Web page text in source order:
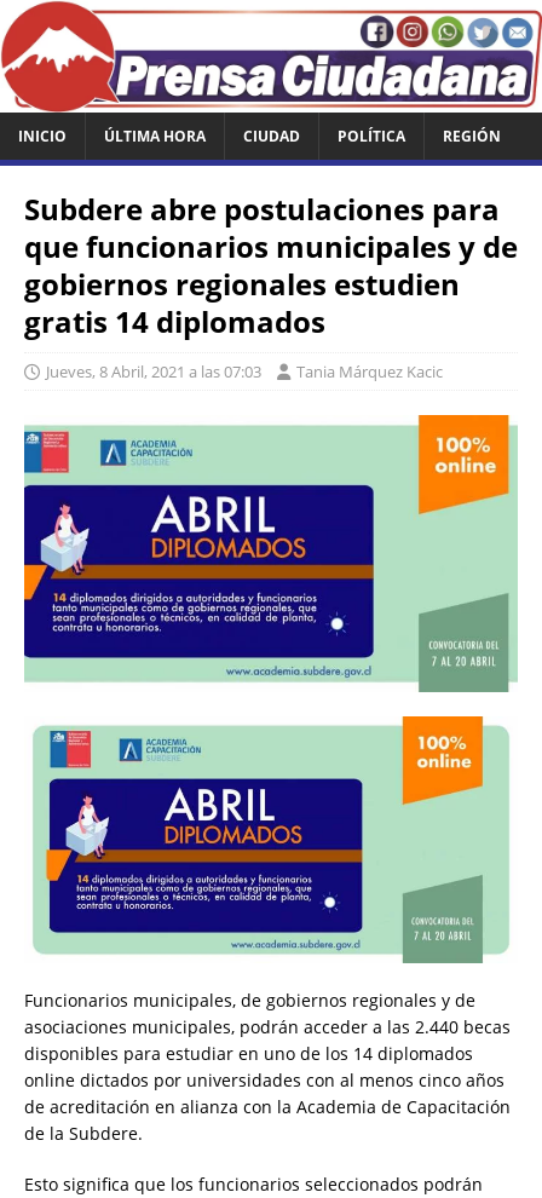
INICIO ÚLTIMA HORA CIUDAD POLÍTICA REGIÓN
Subdere abre postulaciones para
que funcionarios municipales y de
gobiernos regionales estudien
gratis 14 diplomados
Jueves, 8 Abril, 2021 a las 07:03 Tania Márquez Kacic
Funcionarios municipales, de gobiernos regionales y de
asociaciones municipales, podrán acceder a las 2.440 becas
disponibles para estudiar en uno de los 14 diplomados
online dictados por universidades con al menos cinco años
de acreditación en alianza con la Academia de Capacitación
de la Subdere.
Esto significa que los funcionarios seleccionados podrán